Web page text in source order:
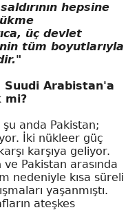
hepsine
üç devlet
tüm boyutlarıyla
Arabistan'a
mi?
şu anda Pakistan;
İki nükleer güç
karşıya geliyor.
Pakistan arasında
nedeniyle kısa süreli
yaşanmıştı.
ateşkes